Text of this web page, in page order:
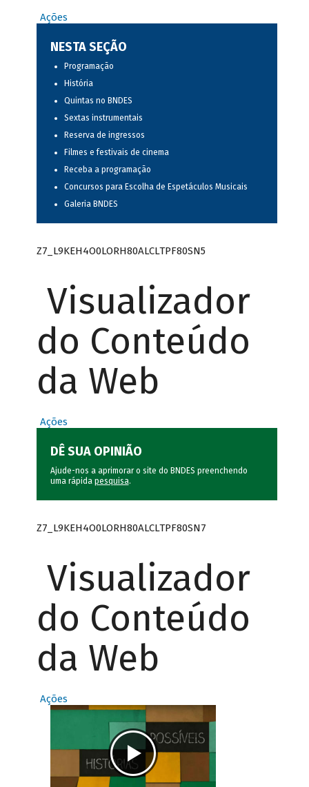
Ações
NESTA SEÇÃO
Programação
História
Quintas no BNDES
Sextas instrumentais
Reserva de ingressos
Filmes e festivais de cinema
Receba a programação
Concursos para Escolha de Espetáculos Musicais
Galeria BNDES
Z7_L9KEH4O0LORH80ALCLTPF80SN5
Visualizador
do Conteúdo
da Web
Ações
DÊ SUA OPINIÃO
Ajude-nos a aprimorar o site do BNDES preenchendo
uma rápida pesquisa.
Z7_L9KEH4O0LORH80ALCLTPF80SN7
Visualizador
do Conteúdo
da Web
Ações